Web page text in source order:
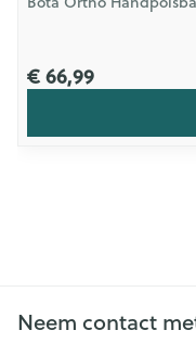
€ 66,99
Neem contact